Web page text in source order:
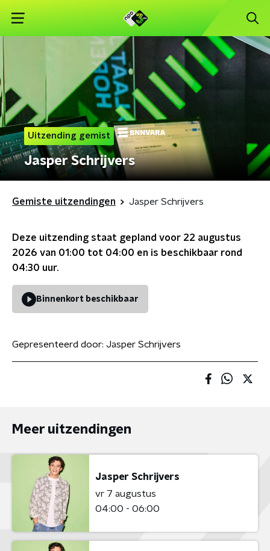
Uitzending gemist
Jasper Schrijvers
Gemiste uitzendingen Jasper Schrijvers
Deze uitzending staat gepland voor 22 augustus
2026 van 01:00 tot 04:00 en is beschikbaar rond
04:30 uur.
Binnenkort beschikbaar
Gepresenteerd door: Jasper Schrijvers
Meer uitzendingen
Jasper Schrijvers
vr 7 augustus
04:00 - 06:00